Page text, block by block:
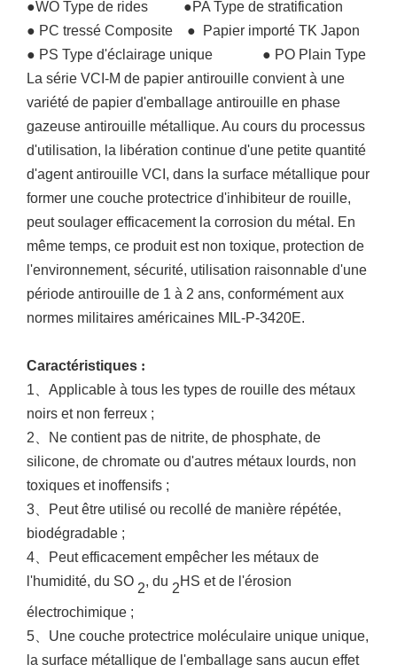
●WO Type de rides ●PA Type de stratification
● PC tressé Composite ●
Papier importé TK Japon
● PS Type d'éclairage unique ● PO Plain Type
La série VCI-M de papier antirouille convient à une
variété de papier d'emballage antirouille en phase
gazeuse antirouille métallique. Au cours du processus
d'utilisation, la libération continue d'une petite quantité
d'agent antirouille VCI, dans la surface métallique pour
former une couche protectrice d'inhibiteur de rouille,
peut soulager efficacement la corrosion du métal. En
même temps, ce produit est non toxique, protection de
l'environnement, sécurité, utilisation raisonnable d'une
période antirouille de 1 à 2 ans, conformément aux
normes militaires américaines MIL-P-3420E.
Caractéristiques :
1
Applicable à tous les types de rouille des métaux
noirs et non ferreux ;
2
Ne contient pas de nitrite, de phosphate, de
silicone, de chromate ou d'autres métaux lourds, non
toxiques et inoffensifs ;
3
Peut être utilisé ou recollé de manière répétée,
biodégradable ;
4
Peut efficacement empêcher les métaux de
l'humidité, du SO 2, du 2HS et de l'érosion
électrochimique ;
5
Une couche protectrice moléculaire unique unique,
la surface métallique de l'emballage sans aucun effet